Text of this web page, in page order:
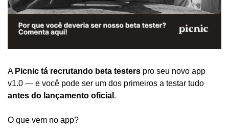
A Picnic tá recrutando beta testers pro seu novo app
antes do lançamento oficial .
O que vem no app?